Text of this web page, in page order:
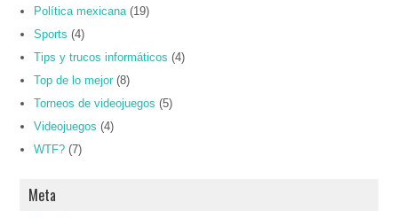
Política mexicana (19)
Sports (4)
Tips y trucos informáticos (4)
Top de lo mejor (8)
Torneos de videojuegos (5)
Videojuegos (4)
WTF? (7)
Meta